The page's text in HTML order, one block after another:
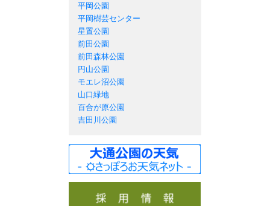
平岡公園
平岡樹芸センター
星置公園
前田公園
前田森林公園
円山公園
モエレ沼公園
山口緑地
百合が原公園
吉田川公園